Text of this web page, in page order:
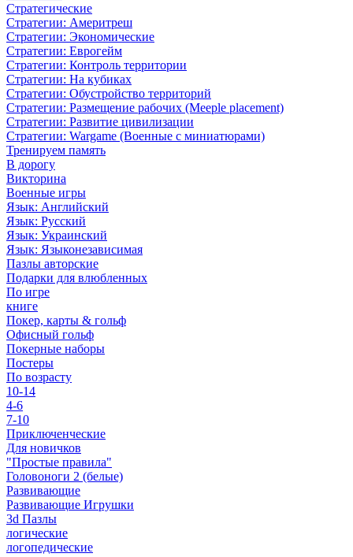
Стратегические
Стратегии: Америтреш
Стратегии: Экономические
Стратегии: Еврогейм
Стратегии: Контроль территории
Стратегии: На кубиках
Стратегии: Обустройство территорий
Стратегии: Размещение рабочих (Meeple placement)
Стратегии: Развитие цивилизации
Стратегии: Wargame (Военные с миниатюрами)
Тренируем память
В дорогу
Викторина
Военные игры
Язык: Английский
Язык: Русский
Язык: Украинский
Язык: Языконезависимая
Пазлы авторские
Подарки для влюбленных
По игре
книге
Покер, карты & гольф
Офисный гольф
Покерные наборы
Постеры
По возрасту
10-14
4-6
7-10
Приключенческие
Для новичков
"Простые правила"
Головоноги 2 (белые)
Развивающие
Развивающие Игрушки
3d Пазлы
логические
логопедические